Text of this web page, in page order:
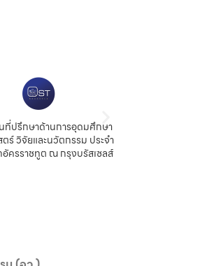
ที่ปรึกษาด้านการอุดมศึกษา
ร์ วิจัยและนวัตกรรม ประจำ
อัครราชทูต ณ กรุงบรัสเซลส์